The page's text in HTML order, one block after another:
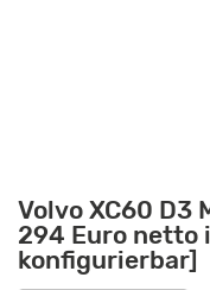
Volvo XC60 D3
294 Euro netto
konfigurierbar]